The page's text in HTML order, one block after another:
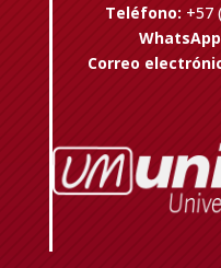
Teléfono: +57
Correo